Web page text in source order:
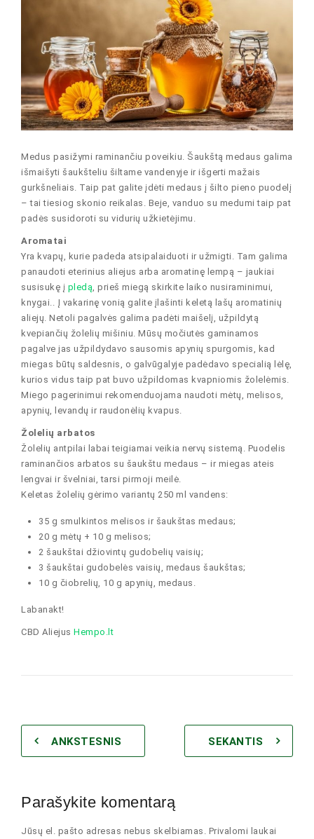
Medus pasižymi raminančiu poveikiu. Šaukštą medaus galima
išmaišyti šaukšteliu šiltame vandenyje ir išgerti mažais
gurkšneliais. Taip pat galite įdėti medaus į šilto pieno puodelį
– tai tiesiog skonio reikalas. Beje, vanduo su medumi taip pat
padės susidoroti su vidurių užkietėjimu.
Aromatai
Yra kvapų, kurie padeda atsipalaiduoti ir užmigti. Tam galima
panaudoti eterinius aliejus arba aromatinę lempą – jaukiai
susisukę į pledą , prieš miegą skirkite laiko nusiraminimui,
knygai.. Į vakarinę vonią galite įlašinti keletą lašų aromatinių
aliejų. Netoli pagalvės galima padėti maišelį, užpildytą
kvepiančių žolelių mišiniu. Mūsų močiutės gaminamos
pagalve jas užpildydavo sausomis apynių spurgomis, kad
miegas būtų saldesnis, o galvūgalyje padėdavo specialią lėlę,
kurios vidus taip pat buvo užpildomas kvapniomis žolelėmis.
Miego pagerinimui rekomenduojama naudoti mėtų, melisos,
apynių, levandų ir raudonėlių kvapus.
Žolelių arbatos
Žolelių antpilai labai teigiamai veikia nervų sistemą. Puodelis
raminančios arbatos su šaukštu medaus – ir miegas ateis
lengvai ir švelniai, tarsi pirmoji meilė.
Keletas žolelių gėrimo variantų 250 ml vandens:
35 g smulkintos melisos ir šaukštas medaus;
20 g mėtų + 10 g melisos;
2 šaukštai džiovintų gudobelių vaisių;
3 šaukštai gudobelės vaisių, medaus šaukštas;
10 g čiobrelių, 10 g apynių, medaus.
Labanakt!
CBD Aliejus Hempo.lt
ANKSTESNIS SEKANTIS
Parašykite komentarą
Jūsų el. pašto adresas nebus skelbiamas. Privalomi laukai